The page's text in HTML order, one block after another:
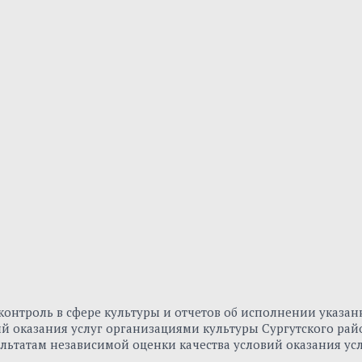
в сфере культуры и отчетов об исполнении
оказания услуг организациями культуры Сургутского
независимой оценки качества условий оказания